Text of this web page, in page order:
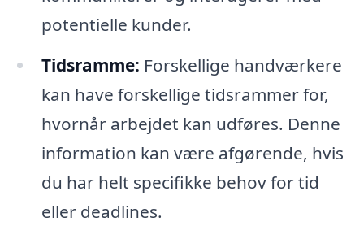
potentielle kunder.
Tidsramme: Forskellige handværkere
kan have forskellige tidsrammer for,
hvornår arbejdet kan udføres. Denne
information kan være afgørende, hvis
du har helt specifikke behov for tid
eller deadlines.